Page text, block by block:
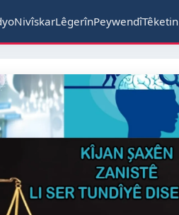
NivîskarLêgerînPeywendîTêketin